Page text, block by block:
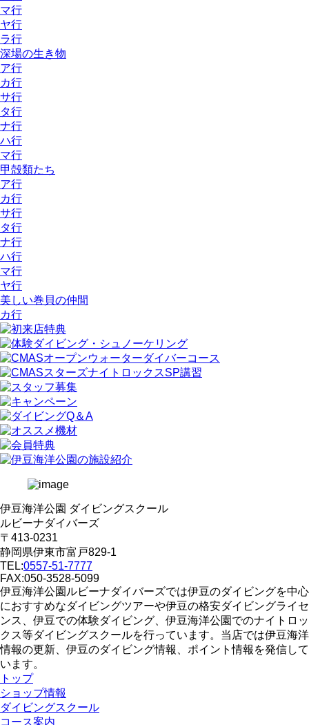
マ行
ヤ行
ラ行
深場の生き物
ア行
カ行
サ行
タ行
ナ行
ハ行
マ行
甲殻類たち
ア行
カ行
サ行
タ行
ナ行
ハ行
マ行
ヤ行
美しい巻貝の仲間
カ行
伊豆海洋公園 ダイビングスクール
ルビーナダイバーズ
〒413-0231
静岡県伊東市富戸829-1
TEL:0557-51-7777
FAX:050-3528-5099
伊豆海洋公園ルビーナダイバーズでは伊豆のダイビングを中心
におすすめなダイビングツアーや伊豆の格安ダイビングライセ
ンス、伊豆での体験ダイビング、伊豆海洋公園でのナイトロッ
クス等ダイビングスクールを行っています。当店では伊豆海洋
情報の更新、伊豆のダイビング情報、ポイント情報を発信して
います。
トップ
ショップ情報
ダイビングスクール
コース案内